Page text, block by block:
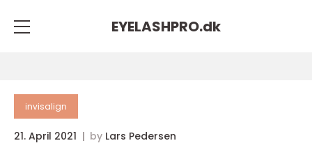
EYELASHPRO.dk
invisalign
21. April 2021 by Lars Pedersen